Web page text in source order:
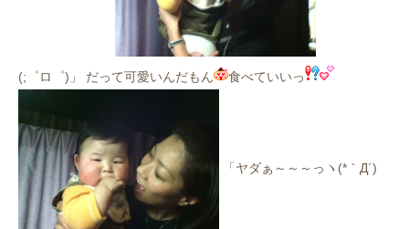
(;゜ロ゜)」 だって可愛いんだもん 食べていいっ
「ヤダぁ～～～っヽ(*｀Д´)